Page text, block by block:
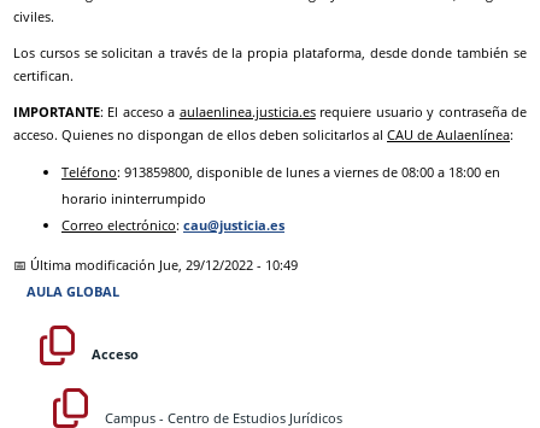
civiles.
Los cursos se solicitan a través de la propia plataforma, desde donde también se
certifican.
IMPORTANTE: El acceso a aulaenlinea.justicia.esrequiere usuario y contraseña de
acceso. Quienes no dispongan de ellos deben solicitarlos al CAU de Aulaenlínea:
Teléfono: 913859800, disponible de lunes a viernes de 08:00 a 18:00 en
horario ininterrumpido
Correo electrónico: cau@justicia.es
📅 Última modificación Jue, 29/12/2022 - 10:49
AULA GLOBAL
Acceso
Campus - Centro de Estudios Jurídicos